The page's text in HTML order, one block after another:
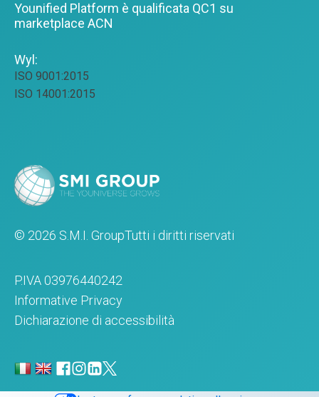
Younified Platform è qualificata QC1 su
marketplace ACN
Wyl:
ISO 9001:2015
ISO 14001:2015
© 2026 S.M.I. GroupTutti i diritti riservati
P.IVA 03976440242
Informative Privacy
Dichiarazione di accessibilità